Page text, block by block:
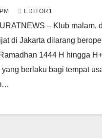
EDITOR1
– Klub malam,
di Jakarta dilarang
1444 H hingga
yang berlaku bagi tempat